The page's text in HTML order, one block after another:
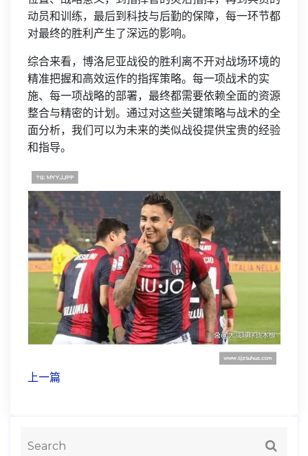
动员和训练，最后到科技与后勤的保障，每一环节都
对最终的胜利产生了深远的影响。
综合来看，博洛尼亚战役的胜利离不开对战场环境的
精准把握和高效运作的指挥策略。每一项战术的实
施、每一项战略的部署，最终都需要依赖全面的资源
整合与精密的计划。通过对这些关键策略与战术的全
面分析，我们可以为未来的类似战役提供宝贵的经验
和指导。
上一篇